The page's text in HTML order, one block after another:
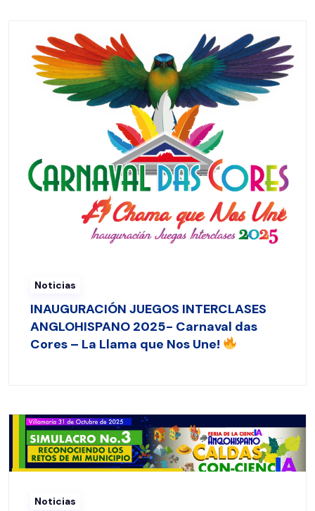
Noticias
INAUGURACIÓN JUEGOS INTERCLASES
ANGLOHISPANO 2025- Carnaval das
Cores – La Llama que Nos Une!
Noticias